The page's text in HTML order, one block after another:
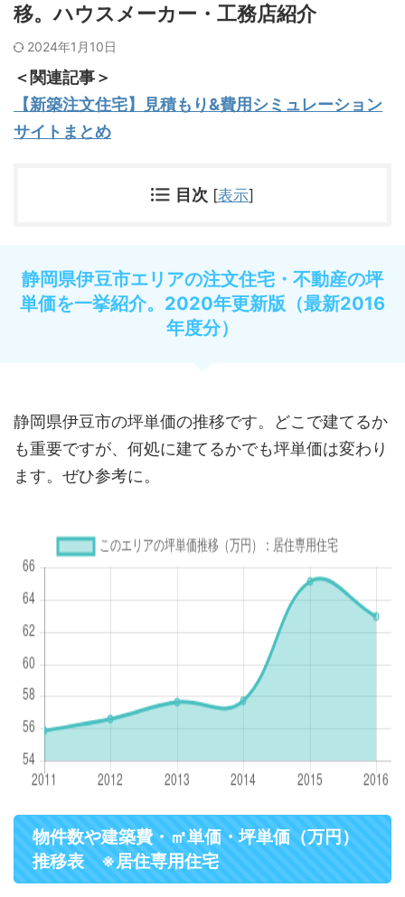
移。ハウスメーカー・工務店紹介
2024年1月10日
＜関連記事＞
【新築注文住宅】見積もり&費用シミュレーション
サイトまとめ
目次 [表示]
静岡県伊豆市エリアの注文住宅・不動産の坪
単価を一挙紹介。2020年更新版（最新2016
年度分）
静岡県伊豆市の坪単価の推移です。どこで建てるか
も重要ですが、何処に建てるかでも坪単価は変わり
ます。ぜひ参考に。
物件数や建築費・㎡単価・坪単価（万円）
推移表 ※居住専用住宅